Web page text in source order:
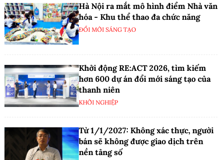
Hà Nội ra mắt mô hình điểm Nhà văn
hóa - Khu thể thao đa chức năng
ĐỔI MỚI SÁNG TẠO
Khởi động RE:ACT 2026, tìm kiếm
hơn 600 dự án đổi mới sáng tạo của
thanh niên
KHỞI NGHIỆP
Từ 1/1/2027: Không xác thực, người
bán sẽ không được giao dịch trên
nền tảng số